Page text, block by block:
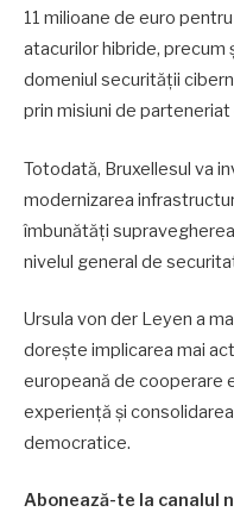
11 milioane de euro
atacurilor hibride, precum
domeniul securității
prin misiuni de
Totodată, Bruxellesul va
modernizarea
îmbunătăți
nivelul general de
Ursula von der Leyen a
dorește implicarea mai
europeană de cooperare
experiență și
democratice.
Abonează-te la canalul